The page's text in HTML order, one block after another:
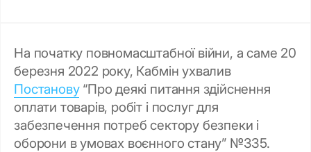
На початку повномасштабної війни, а саме 20
березня 2022 року, Кабмін ухвалив
Постанову“Про деякі питання здійснення
оплати товарів, робіт і послуг для
забезпечення потреб сектору безпеки і
оборони в умовах воєнного стану” №335.